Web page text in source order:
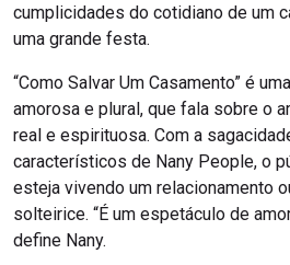
cumplicidades do cotidiano de um
uma grande festa.
“Como Salvar Um Casamento” é
amorosa e plural, que fala sobre o
real e espirituosa. Com a
característicos de Nany People, o
esteja vivendo um relacionamento
solteirice. “É um espetáculo de
define Nany.